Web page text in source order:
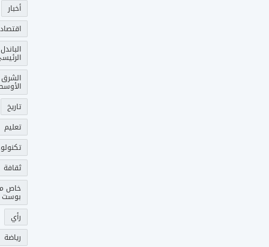
أخبار
اقتصاد
الباندل
الشرق
تاريخ
تعليم
ثقافة
خاص
بوست
رأي
رياضة